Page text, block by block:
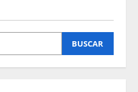
BUSCAR